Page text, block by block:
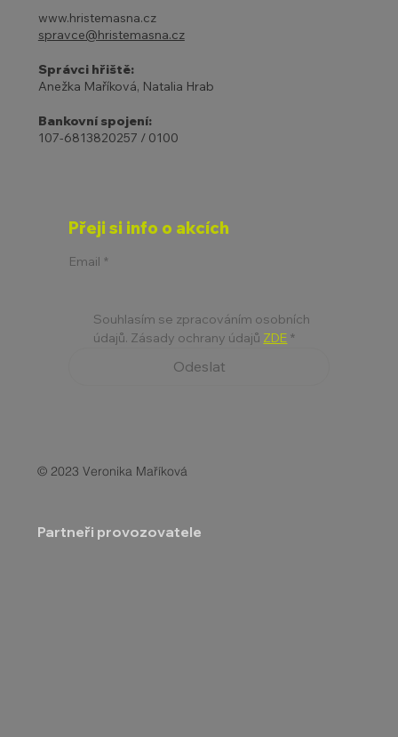
www.hristemasna.cz
spravce@hristemasna.cz
Správci hřiště:
Anežka Maříková, Natalia Hrab
Bankovní spojení:
107-6813820257 / 0100
Přeji si info o akcích
Email *
Souhlasím se zpracováním osobních
údajů. Zásady ochrany údajů ZDE *
Odeslat
© 2023 Veronika Maříková
Partneři provozovatele